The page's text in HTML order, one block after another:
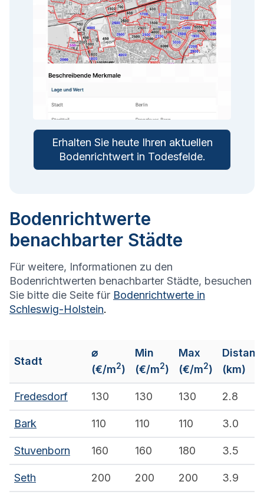
Erhalten Sie heute Ihren aktuellen
Bodenrichtwert in Todesfelde.
Bodenrichtwerte
benachbarter Städte
Für weitere, Informationen zu den
Bodenrichtwerten benachbarter Städte, besuchen
Sie bitte die Seite für Bodenrichtwerte in
Schleswig-Holstein.
Stadt
⌀
(€/m2)
Min
(€/m2)
Max
(€/m2)
Distanz
(km)
Fredesdorf 130 130 130 2.8
Bark 110 110 110 3.0
Stuvenborn 160 160 180 3.5
Seth 200 200 200 3.9